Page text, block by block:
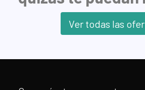
Ver todas las